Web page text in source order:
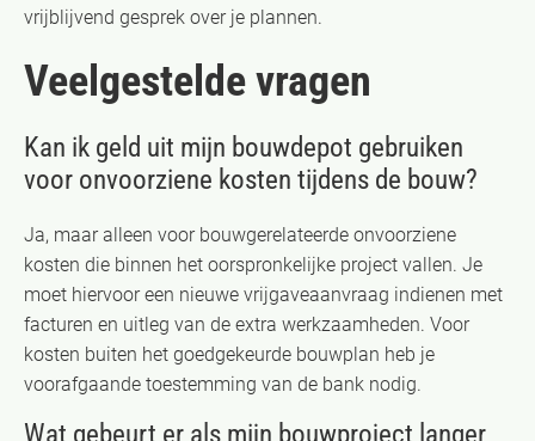
vrijblijvend gesprek over je plannen.
Veelgestelde vragen
Kan ik geld uit mijn bouwdepot gebruiken
voor onvoorziene kosten tijdens de bouw?
Ja, maar alleen voor bouwgerelateerde onvoorziene
kosten die binnen het oorspronkelijke project vallen. Je
moet hiervoor een nieuwe vrijgaveaanvraag indienen met
facturen en uitleg van de extra werkzaamheden. Voor
kosten buiten het goedgekeurde bouwplan heb je
voorafgaande toestemming van de bank nodig.
Wat gebeurt er als mijn bouwproject langer